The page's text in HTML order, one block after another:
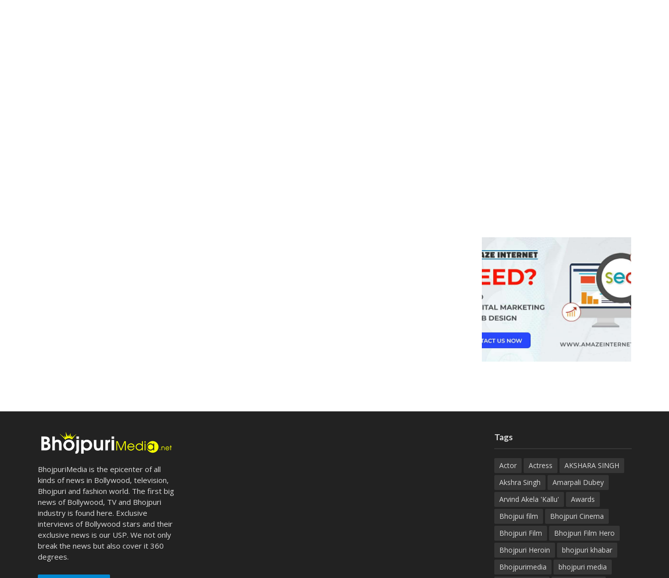
BhojpuriMedia is the epicenter of all
kinds of news in Bollywood, television,
Bhojpuri and fashion world. The first big
news of Bollywood, TV and Bhojpuri
industry is found here. Exclusive
interviews of Bollywood stars and their
exclusive news is our USP. We not only
break the news but also cover it 360
degrees.
Tags
Actor Actress
AKSHARA SINGH
Akshra Singh
Amarpali Dubey
Arvind Akela 'Kallu'
Awards
Bhojpui film
Bhojpuri Cinema
Bhojpuri Film
Bhojpuri Film Hero
Bhojpuri Heroin
bhojpuri khabar
Bhojpurimedia
bhojpuri media